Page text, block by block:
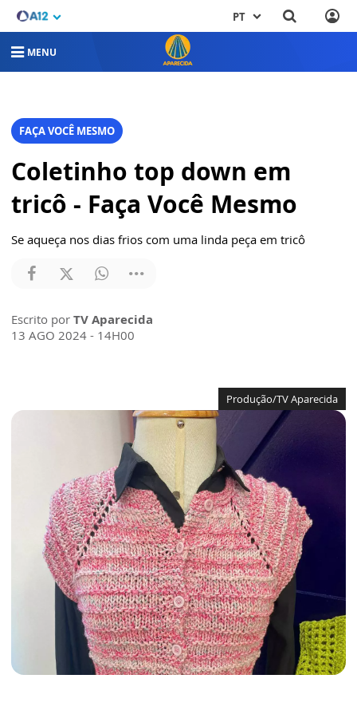
PT
MENU
FAÇA VOCÊ MESMO
Coletinho top down em
tricô - Faça Você Mesmo
Se aqueça nos dias frios com uma linda peça em tricô
Escrito por TV Aparecida
13 AGO 2024 - 14H00
Produção/TV Aparecida